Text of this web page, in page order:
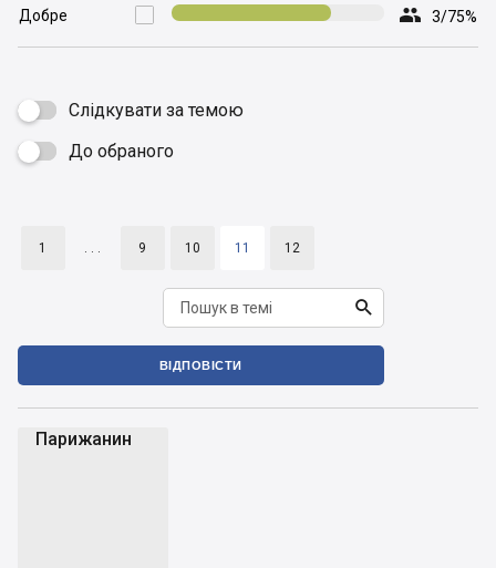

Добре  3/75%
Слідкувати за темою
 До обраного
1 . . . 9 10 11 12

ВІДПОВІСТИ
Парижанин